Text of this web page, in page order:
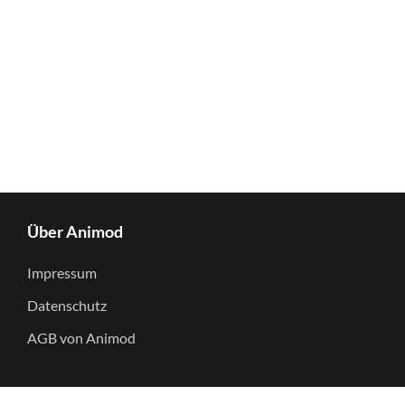
Über Animod
Impressum
Datenschutz
AGB von Animod